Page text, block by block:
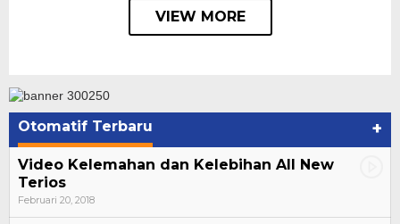
VIEW MORE
Otomatif Terbaru +
Video Kelemahan dan Kelebihan All New
Terios
Februari 20, 2018